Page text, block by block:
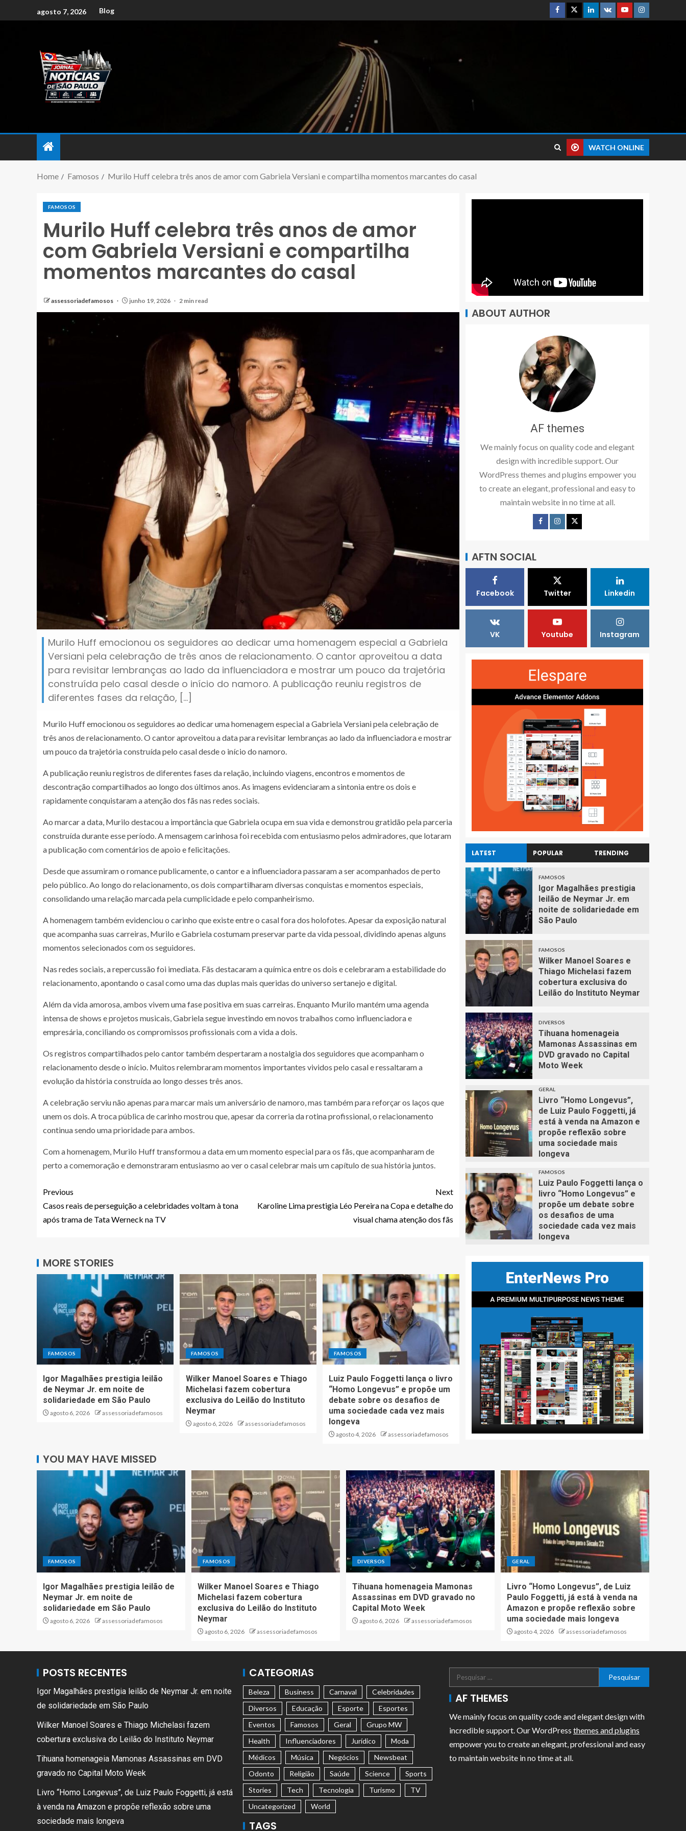
agosto 7, 2026 Blog
WATCH ONLINE
Home Famosos Murilo Huff celebra três anos de amor com Gabriela Versiani e compartilha momentos marcantes do casal
FAMOSOS
Murilo Huff celebra três anos de amor
com Gabriela Versiani e compartilha
momentos marcantes do casal
assessoriadefamosos junho 19, 2026 2 min read
Murilo Huff emocionou os seguidores ao dedicar uma homenagem especial a Gabriela
Versiani pela celebração de três anos de relacionamento. O cantor aproveitou a data
para revisitar lembranças ao lado da influenciadora e mostrar um pouco da trajetória
construída pelo casal desde o início do namoro. A publicação reuniu registros de
diferentes fases da relação, […]
Murilo Huff emocionou os seguidores ao dedicar uma homenagem especial a Gabriela Versiani pela celebração de
três anos de relacionamento. O cantor aproveitou a data para revisitar lembranças ao lado da influenciadora e mostrar
um pouco da trajetória construída pelo casal desde o início do namoro.
A publicação reuniu registros de diferentes fases da relação, incluindo viagens, encontros e momentos de
descontração compartilhados ao longo dos últimos anos. As imagens evidenciaram a sintonia entre os dois e
rapidamente conquistaram a atenção dos fãs nas redes sociais.
Ao marcar a data, Murilo destacou a importância que Gabriela ocupa em sua vida e demonstrou gratidão pela parceria
construída durante esse período. A mensagem carinhosa foi recebida com entusiasmo pelos admiradores, que lotaram
a publicação com comentários de apoio e felicitações.
Desde que assumiram o romance publicamente, o cantor e a influenciadora passaram a ser acompanhados de perto
pelo público. Ao longo do relacionamento, os dois compartilharam diversas conquistas e momentos especiais,
consolidando uma relação marcada pela cumplicidade e pelo companheirismo.
A homenagem também evidenciou o carinho que existe entre o casal fora dos holofotes. Apesar da exposição natural
que acompanha suas carreiras, Murilo e Gabriela costumam preservar parte da vida pessoal, dividindo apenas alguns
momentos selecionados com os seguidores.
Nas redes sociais, a repercussão foi imediata. Fãs destacaram a química entre os dois e celebraram a estabilidade do
relacionamento, apontando o casal como uma das duplas mais queridas do universo sertanejo e digital.
Além da vida amorosa, ambos vivem uma fase positiva em suas carreiras. Enquanto Murilo mantém uma agenda
intensa de shows e projetos musicais, Gabriela segue investindo em novos trabalhos como influenciadora e
empresária, conciliando os compromissos profissionais com a vida a dois.
Os registros compartilhados pelo cantor também despertaram a nostalgia dos seguidores que acompanham o
relacionamento desde o início. Muitos relembraram momentos importantes vividos pelo casal e ressaltaram a
evolução da história construída ao longo desses três anos.
A celebração serviu não apenas para marcar mais um aniversário de namoro, mas também para reforçar os laços que
unem os dois. A troca pública de carinho mostrou que, apesar da correria da rotina profissional, o relacionamento
continua sendo uma prioridade para ambos.
Com a homenagem, Murilo Huff transformou a data em um momento especial para os fãs, que acompanharam de
perto a comemoração e demonstraram entusiasmo ao ver o casal celebrar mais um capítulo de sua história juntos.
Previous
Casos reais de perseguição a celebridades voltam à tona
após trama de Tata Werneck na TV
Next
Karoline Lima prestigia Léo Pereira na Copa e detalhe do
visual chama atenção dos fãs
MORE STORIES
FAMOSOS
Igor Magalhães prestigia leilão
de Neymar Jr. em noite de
solidariedade em São Paulo
agosto 6, 2026 assessoriadefamosos
FAMOSOS
Wilker Manoel Soares e Thiago
Michelasi fazem cobertura
exclusiva do Leilão do Instituto
Neymar
agosto 6, 2026 assessoriadefamosos
FAMOSOS
Luiz Paulo Foggetti lança o livro
“Homo Longevus” e propõe um
debate sobre os desafios de
uma sociedade cada vez mais
longeva
agosto 4, 2026 assessoriadefamosos
ABOUT AUTHOR
AF themes
We mainly focus on quality code and elegant
design with incredible support. Our
WordPress themes and plugins empower you
to create an elegant, professional and easy to
maintain website in no time at all.
AFTN SOCIAL
Facebook Twitter Linkedin
VK Youtube Instagram
LATEST POPULAR TRENDING
FAMOSOS
Igor Magalhães prestigia
leilão de Neymar Jr. em
noite de solidariedade em
São Paulo
FAMOSOS
Wilker Manoel Soares e
Thiago Michelasi fazem
cobertura exclusiva do
Leilão do Instituto Neymar
DIVERSOS
Tihuana homenageia
Mamonas Assassinas em
DVD gravado no Capital
Moto Week
GERAL
Livro “Homo Longevus”,
de Luiz Paulo Foggetti, já
está à venda na Amazon e
propõe reflexão sobre
uma sociedade mais
longeva
FAMOSOS
Luiz Paulo Foggetti lança o
livro “Homo Longevus” e
propõe um debate sobre
os desafios de uma
sociedade cada vez mais
longeva
YOU MAY HAVE MISSED
FAMOSOS
Igor Magalhães prestigia leilão de
Neymar Jr. em noite de
solidariedade em São Paulo
agosto 6, 2026 assessoriadefamosos
FAMOSOS
Wilker Manoel Soares e Thiago
Michelasi fazem cobertura
exclusiva do Leilão do Instituto
Neymar
agosto 6, 2026 assessoriadefamosos
DIVERSOS
Tihuana homenageia Mamonas
Assassinas em DVD gravado no
Capital Moto Week
agosto 6, 2026 assessoriadefamosos
GERAL
Livro “Homo Longevus”, de Luiz
Paulo Foggetti, já está à venda na
Amazon e propõe reflexão sobre
uma sociedade mais longeva
agosto 4, 2026 assessoriadefamosos
POSTS RECENTES
Igor Magalhães prestigia leilão de Neymar Jr. em noite
de solidariedade em São Paulo
Wilker Manoel Soares e Thiago Michelasi fazem
cobertura exclusiva do Leilão do Instituto Neymar
Tihuana homenageia Mamonas Assassinas em DVD
gravado no Capital Moto Week
Livro “Homo Longevus”, de Luiz Paulo Foggetti, já está
à venda na Amazon e propõe reflexão sobre uma
sociedade mais longeva
CATEGORIAS
Beleza Business Carnaval
Celebridades
Diversos
Educação Esporte
Esportes
Eventos
Famosos Geral
Grupo MW
Health
Influenciadores Jurídico
Moda
Médicos
Música Negócios
Newsbeat
Odonto
Religião Saúde Science
Sports
Stories
Tech Tecnologia Turismo
TV
Uncategorized
World
TAGS
AF THEMES
We mainly focus on quality code and elegant design with
incredible support. Our WordPress themes and plugins
empower you to create an elegant, professional and easy
to maintain website in no time at all.